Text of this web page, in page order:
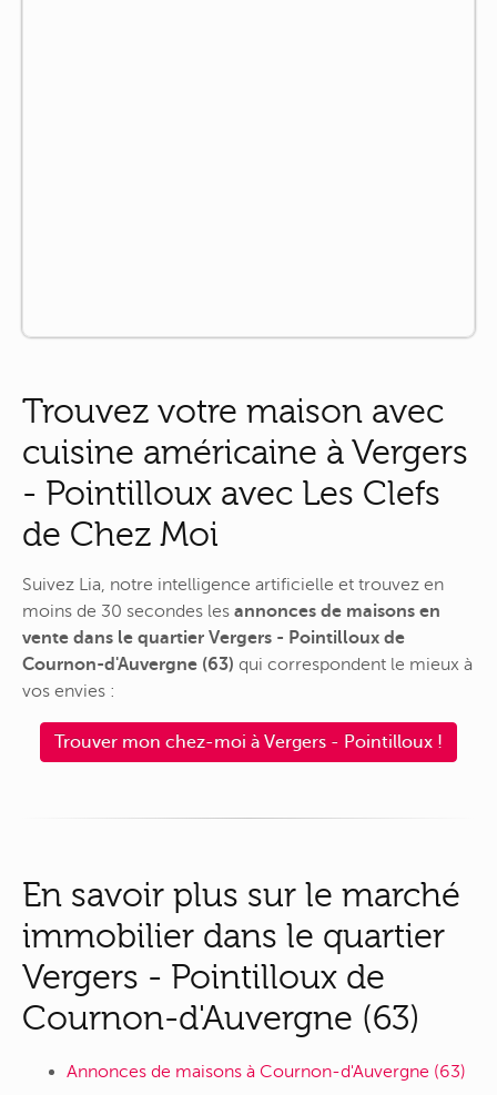
Trouvez votre maison avec
cuisine américaine à Vergers
- Pointilloux avec Les Clefs
de Chez Moi
Suivez Lia, notre intelligence artificielle et trouvez en
moins de 30 secondes les annonces de maisons en
vente dans le quartier Vergers - Pointilloux de
Cournon-d'Auvergne (63) qui correspondent le mieux à
vos envies :
Trouver mon chez-moi à Vergers - Pointilloux !
En savoir plus sur le marché
immobilier dans le quartier
Vergers - Pointilloux de
Cournon-d'Auvergne (63)
Annonces de maisons à Cournon-d'Auvergne (63)